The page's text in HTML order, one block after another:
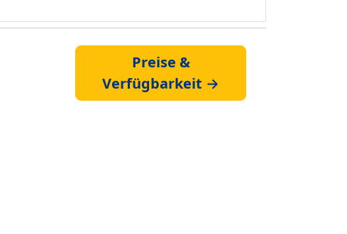
Preise &
Verfügbarkeit →